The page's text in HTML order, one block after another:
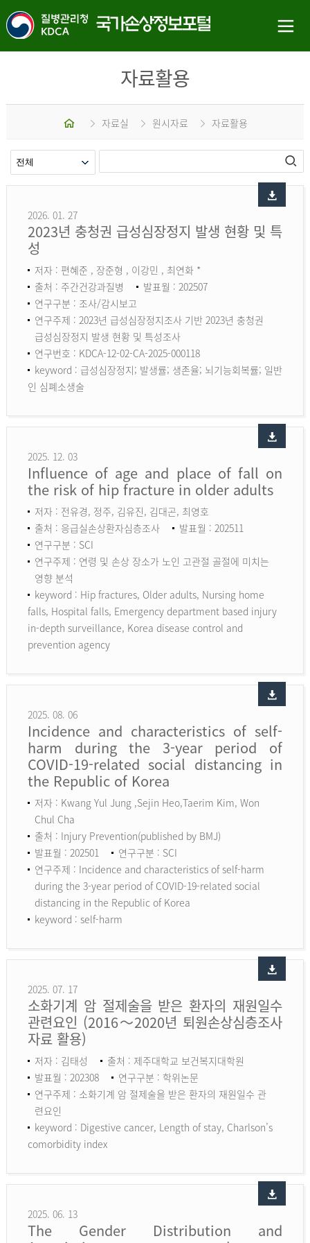
자료활용
홈 자료실 원시자료 자료활용
2026. 01. 27
2023년 충청권 급성심장정지 발생 현황 및 특
성
저자 : 편혜준 , 장준형 , 이강민 , 최연화 *
출처 : 주간건강과질병
발표월 : 202507
연구구분 : 조사/감시보고
연구주제 : 2023년 급성심장정지조사 기반 2023년 충청권
급성심장정지 발생 현황 및 특성조사
연구번호 : KDCA-12-02-CA-2025-000118
keyword : 급성심장정지; 발생률; 생존율; 뇌기능회복률; 일반
인 심폐소생술
2025. 12. 03
Influence of age and place of fall on
the risk of hip fracture in older adults
저자 : 전유경, 정주, 김유진, 김대곤, 최영호
출처 : 응급실손상환자심층조사
발표월 : 202511
연구구분 : SCI
연구주제 : 연령 및 손상 장소가 노인 고관절 골절에 미치는
영향 분석
keyword : Hip fractures, Older adults, Nursing home
falls, Hospital falls, Emergency department based injury
in-depth surveillance, Korea disease control and
prevention agency
2025. 08. 06
Incidence and characteristics of self-
harm during the 3-year period of
COVID-19-related social distancing in
the Republic of Korea
저자 : Kwang Yul Jung ,Sejin Heo,Taerim Kim, Won
Chul Cha
출처 : Injury Prevention(published by BMJ)
발표월 : 202501
연구구분 : SCI
연구주제 : Incidence and characteristics of self-harm
during the 3-year period of COVID-19-related social
distancing in the Republic of Korea
keyword : self-harm
2025. 07. 17
소화기계 암 절제술을 받은 환자의 재원일수
관련요인 (2016～2020년 퇴원손상심층조사
자료 활용)
저자 : 김태성
출처 : 제주대학교 보건복지대학원
발표월 : 202308
연구구분 : 학위논문
연구주제 : 소화기계 암 절제술을 받은 환자의 재원일수 관
련요인
keyword : Digestive cancer, Length of stay, Charlson’s
comorbidity index
2025. 06. 13
The Gender Distribution and